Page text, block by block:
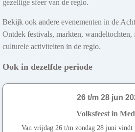
gezellige sfeer van de regio.
Bekijk ook andere evenementen in de
Ontdek festivals, markten, wandeltochten,
culturele activiteiten in de regio.
Ook in dezelfde periode
26 t/m 28 jun
Volksfeest in
Van vrijdag 26 t/m zondag 28 juni vindt